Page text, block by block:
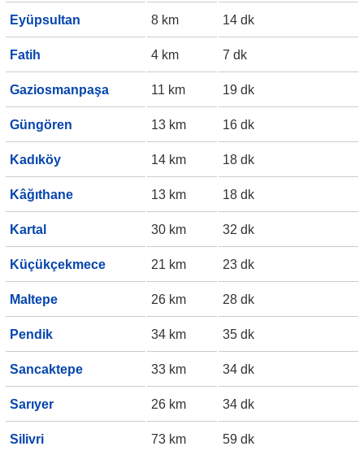
Eyüpsultan 8 km 14 dk
Fatih 4 km 7 dk
Gaziosmanpaşa 11 km 19 dk
Güngören 13 km 16 dk
Kadıköy 14 km 18 dk
Kâğıthane 13 km 18 dk
Kartal 30 km 32 dk
Küçükçekmece 21 km 23 dk
Maltepe 26 km 28 dk
Pendik 34 km 35 dk
Sancaktepe 33 km 34 dk
Sarıyer 26 km 34 dk
Silivri 73 km 59 dk